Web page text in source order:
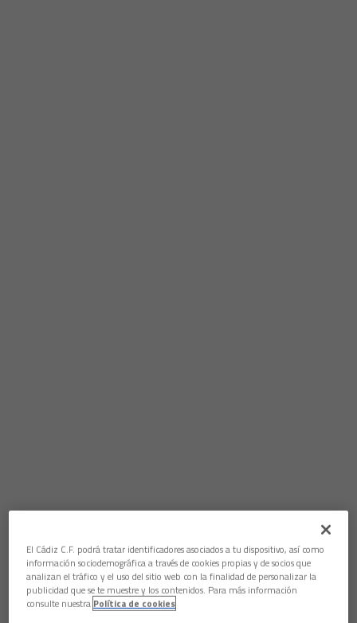
El Cádiz C.F. podrá tratar identificadores asociados a tu dispositivo, así como
información sociodemográfica a través de cookies propias y de socios que
analizan el tráfico y el uso del sitio web con la finalidad de personalizar la
publicidad que se te muestre y los contenidos. Para más información
consulte nuestra Política de cookies